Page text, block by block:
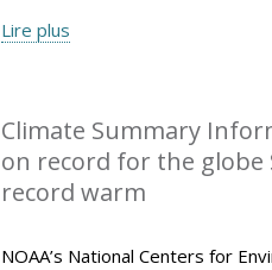
Lire plus
Climate Summary
on record for the globe
record warm
NOAA’s National Centers for